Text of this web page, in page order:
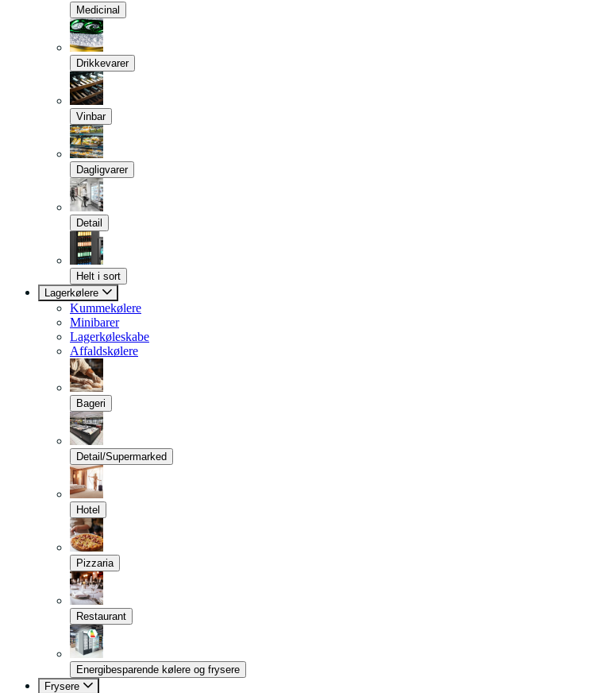
Medicinal
Drikkevarer
Vinbar
Dagligvarer
Detail
Helt i sort
Lagerkølere
Kummekølere
Minibarer
Lagerkøleskabe
Affaldskølere
Bageri
Detail/Supermarked
Hotel
Pizzaria
Restaurant
Energibesparende kølere og frysere
Frysere